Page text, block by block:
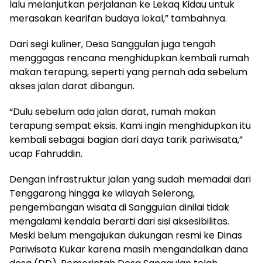
lalu melanjutkan perjalanan ke Lekaq Kidau untuk
merasakan kearifan budaya lokal,” tambahnya.
Dari segi kuliner, Desa Sanggulan juga tengah
menggagas rencana menghidupkan kembali rumah
makan terapung, seperti yang pernah ada sebelum
akses jalan darat dibangun.
“Dulu sebelum ada jalan darat, rumah makan
terapung sempat eksis. Kami ingin menghidupkan itu
kembali sebagai bagian dari daya tarik pariwisata,”
ucap Fahruddin.
Dengan infrastruktur jalan yang sudah memadai dari
Tenggarong hingga ke wilayah Selerong,
pengembangan wisata di Sanggulan dinilai tidak
mengalami kendala berarti dari sisi aksesibilitas.
Meski belum mengajukan dukungan resmi ke Dinas
Pariwisata Kukar karena masih mengandalkan dana